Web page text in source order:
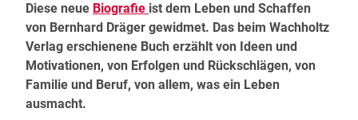
Diese neue Biografie ist dem Leben und Schaffen
von Bernhard Dräger gewidmet. Das beim Wachholtz
Verlag erschienene Buch erzählt von Ideen und
Motivationen, von Erfolgen und Rückschlägen, von
Familie und Beruf, von allem, was ein Leben
ausmacht.